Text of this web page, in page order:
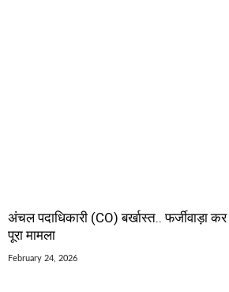
अंचल पदाधिकारी (CO) बर्खास्त.. फर्जीवाड़ा कर
पूरा मामला
February 24, 2026